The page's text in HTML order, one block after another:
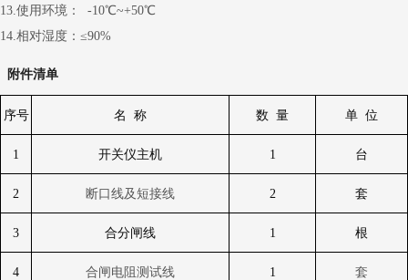
13.使用环境： -10℃~+50℃
14.相对湿度：≤90%
附件清单
序号 名 称 数 量 单 位
1 开关仪主机 1 台
2 断口线及短接线 2 套
3 合分闸线 1 根
4 合闸电阻测试线 1 套